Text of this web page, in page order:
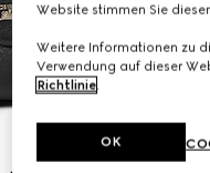
Website stimmen Sie
Weitere Informationen zu
Verwendung auf dieser
Richtlinie.
OK